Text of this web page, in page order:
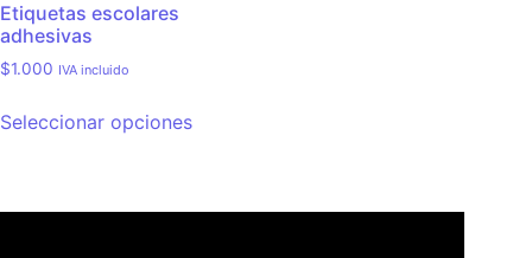
Etiquetas escolares
adhesivas
$1.000 IVA incluido
Seleccionar opciones